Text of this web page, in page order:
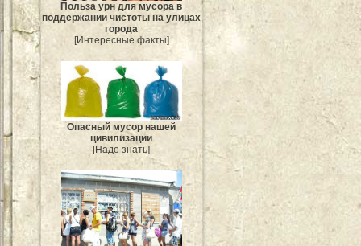
Польза урн для мусора в
поддержании чистоты на улицах
города
[Интересные факты]
Опасный мусор нашей
цивилизации
[Надо знать]